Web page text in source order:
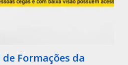
Formações da